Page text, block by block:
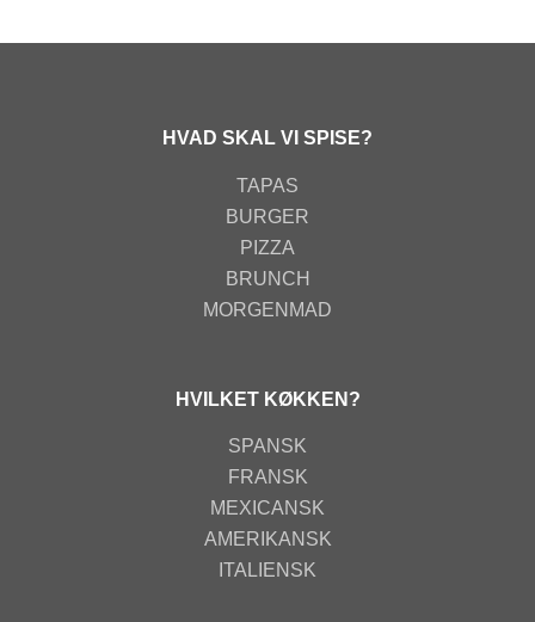
HVAD SKAL VI SPISE?
TAPAS
BURGER
PIZZA
BRUNCH
MORGENMAD
HVILKET KØKKEN?
SPANSK
FRANSK
MEXICANSK
AMERIKANSK
ITALIENSK